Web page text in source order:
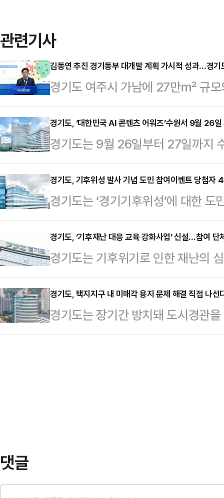
관련기사
김동연 추진 경기동부 대개발 계획 가시적 성과…경
경기도 여주시 가남에 27만㎡ 규
석 경기도 대변인은 1일 브리핑을
발 계획 하나로 추진해 온 ‘여주 가
27일 국토교통부장관 직속 수도권
혔다.이에 따라 본격적으로 산단 클
주시 가남에 27만㎡ 규모의 산업
인규격이 7140㎡로 축구장 38개
는 최초 대규모 산단= 여주…
경기도, ‘대한민국 AI 콘텐츠 어워즈’수원서 9월 26일
경기도는 9월 26일부터 27일까지
어워즈’를 개최한다고 1일 밝혔다.
술을 활용한 영화만 참가한 ‘대한민
지 확대한 것이다.도는 오는 8월 6
트 기획안을, 8월 17일까지는 단편
다.올해 주제는 ‘미래의 상상이 기
전 세계 창작자 누구나 참여할 수
터리…
경기도, 기후위성 발사 기념 도민 참여이벤트 당첨자
경기도는 ‘경기기후위성’에 대한
민 이름을 각인하는 이벤트의 당첨
번 이벤트는 지난달 16일부터 23
여해 기후위성을 응원하는 메시지
들은 대중교통 이용, 일회용품 줄이
을 통해 기후위기 대응에 동참하고
정된 총 450명의 도민 이름은 올 하
(GYEONGGISa…
경기도, ‘기후재난 대응 교육 강화사업’ 신설…참여 단
경기도는 기후위기로 인한 재난의
을 대상으로 맞춤형 환경교육을 제
신설하고 참여단체를 오는 25일까
은 다음달부터 오는 11월까지 기후
진한다.이번 사업은 기후변화로 인
경기도, 택지지구 내 미매각 용지 문제 해결 직접 나선
경기도는 장기간 방치돼 도시경관
한 ‘택지지구 내 미매각 용지’ 문제
댓글